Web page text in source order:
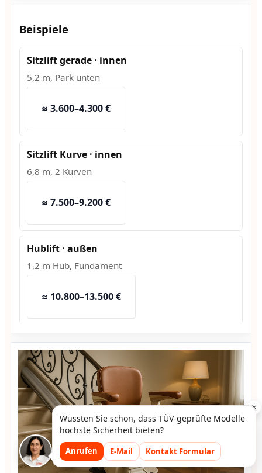
Beispiele
Sitzlift gerade · innen
5,2 m, Park unten
≈ 3.600–4.300 €
Sitzlift Kurve · innen
6,8 m, 2 Kurven
≈ 7.500–9.200 €
Hublift · außen
1,2 m Hub, Fundament
≈ 10.800–13.500 €
×
Wussten Sie schon, dass TÜV-geprüfte Modelle
höchste Sicherheit bieten?
Anrufen E-Mail Kontakt Formular